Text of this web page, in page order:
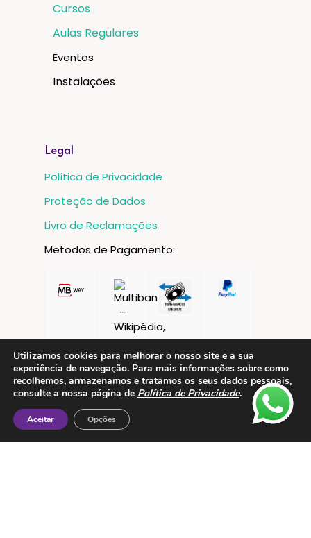
Cursos
Aulas Regulares
Eventos
Instalações
Legal
Política de Privacidade
Proteção de Dados
Livro de Reclamações
Metodos de Pagamento:
Utilizamos cookies para melhorar o nosso site e a sua
experiência de navegação. Para mais informações sobre como
recolhemos, armazenamos e tratamos os seus dados pessoais,
consulte a nossa página de Política de Privacidade.
Aceitar Opções